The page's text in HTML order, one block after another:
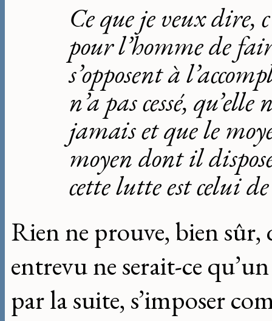
Ce que je veux dire,
pour l’homme de
s’opposent à
n’a pas cessé,
jamais et que le
moyen dont il
cette lutte est celui
Rien ne prouve, bien sûr,
entrevu ne serait-ce
par la suite, s’imposer